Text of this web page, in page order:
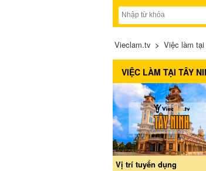
Vieclam.tv > Việc làm
VIỆC LÀM TẠI TÂY
Vị trí tuyển dụng